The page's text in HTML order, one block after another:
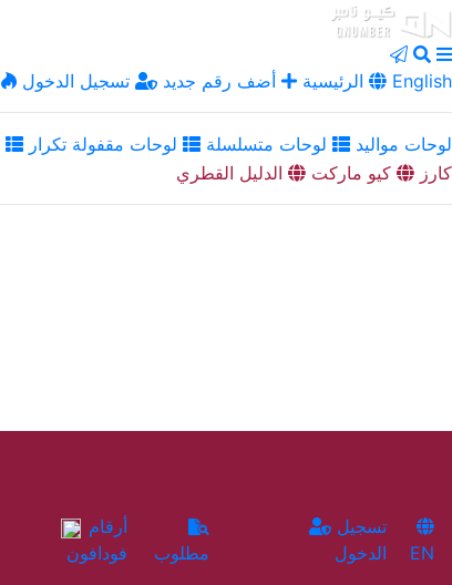
الرئيسية أضف رقم جديد تسجيل الدخول English
لوحات مواليد لوحات متسلسلة لوحات مقفولة تكرار
كارز
كيو ماركت الدليل القطري
فودافون
مطلوب
الدخول
EN